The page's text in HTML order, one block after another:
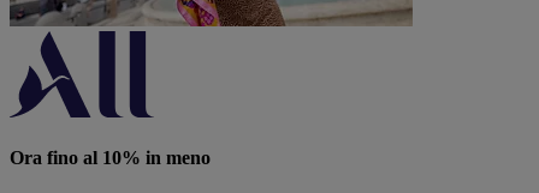
Ora fino al 10% in meno